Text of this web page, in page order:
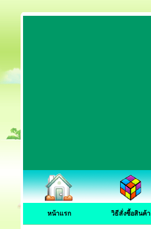
หน้าแรก วิธีสั่งซื้อสินค้า